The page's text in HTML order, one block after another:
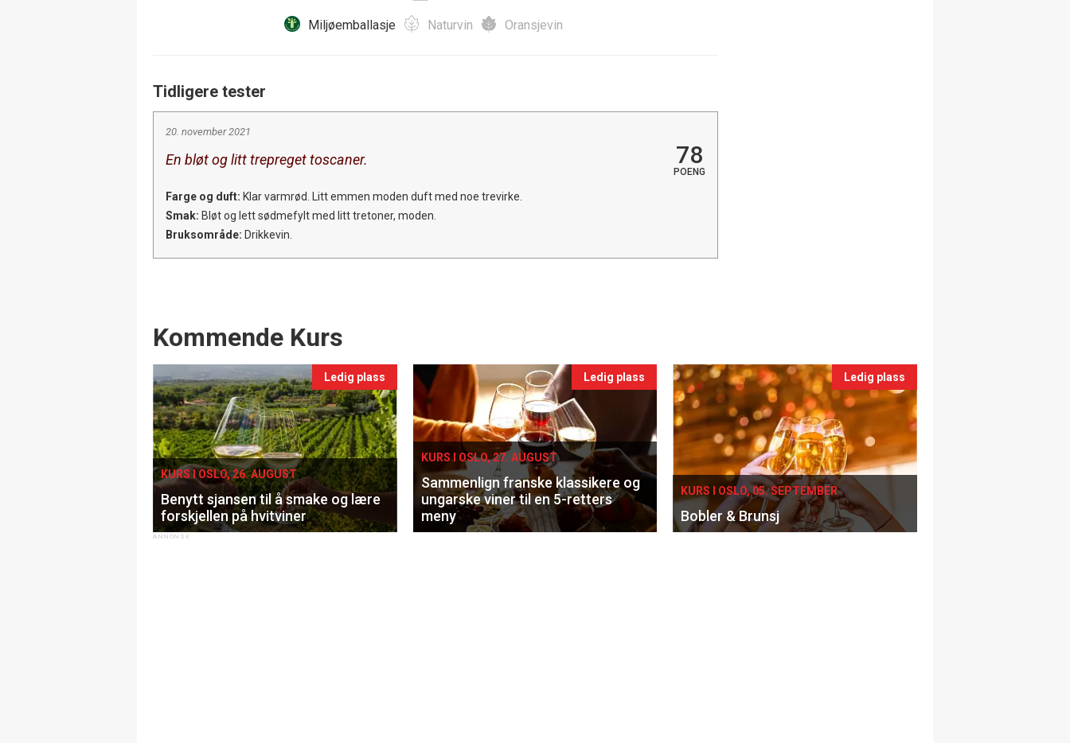
Miljøemballasje Naturvin Oransjevin
Tidligere tester
20. november 2021
En bløt og litt trepreget toscaner. 78
POENG
Farge og duft: Klar varmrød. Litt emmen moden duft med noe trevirke.
Smak: Bløt og lett sødmefylt med litt tretoner, moden.
Bruksområde: Drikkevin.
Events
Kommende Kurs
Ledig plass
KURS I OSLO, 26. AUGUST
Benytt sjansen til å smake og lære
forskjellen på hvitviner
Ledig plass
KURS I OSLO, 27. AUGUST
Sammenlign franske klassikere og
ungarske viner til en 5-retters
meny
Ledig plass
KURS I OSLO, 05. SEPTEMBER
Bobler & Brunsj